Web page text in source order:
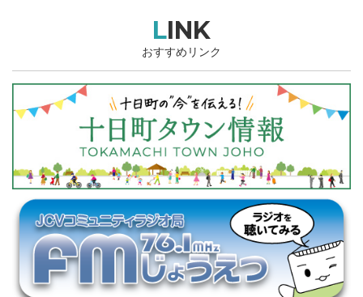
LINK
おすすめリンク